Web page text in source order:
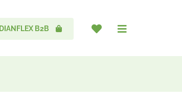
DIANFLEX B2B